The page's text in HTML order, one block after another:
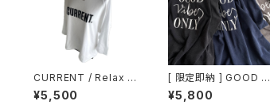
CURRENT / Relax R
aglan sleeve / 7分袖
Tシャツ
¥5,500
[ 限定即納 ] GOOD VI
BES ONLY / Vintage
Style Tee / Black /
¥5,800